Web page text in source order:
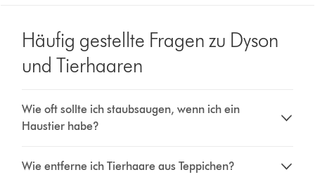
Häufig gestellte Fragen zu Dyson
und Tierhaaren
Wie oft sollte ich staubsaugen, wenn ich ein
Haustier habe?
Wie entferne ich Tierhaare aus Teppichen?